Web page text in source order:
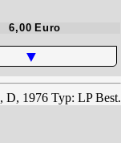
6,00 Euro
▼